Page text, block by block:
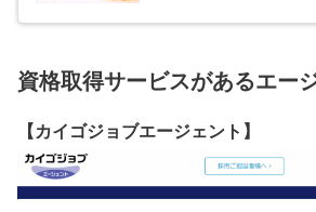
資格取得サービスがあるエー
【カイゴジョブエージェント】